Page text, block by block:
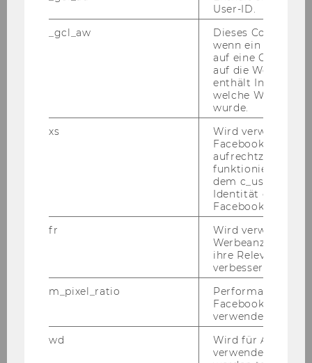
Mag.
Projekt-MA
Österr. u. Internat. Steuerrecht
Universitätslehrgang für
Werbung und Verkauf
User-ID.
_gcl_aw
Dieses Cookie
wenn ein User
auf eine Google
auf die Website
enthält
welche
wurde.
xs
Wird verwendet,
Facebook-Sitzung
funktioniert in
dem c_user-
Identität des
Facebook zu
fr
Wird verwendet,
Werbeanzeigen
ihre Relevanz zu
verbessern.
m_pixel_ratio
Performance-
Facebook mit
verwendet wird.
wd
Wird für Analyse-
verwendet. Unter